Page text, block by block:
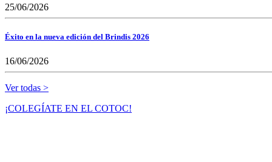
25/06/2026
Éxito en la nueva edición del Brindis 2026
16/06/2026
Ver todas >
¡COLEGÍATE EN EL COTOC!